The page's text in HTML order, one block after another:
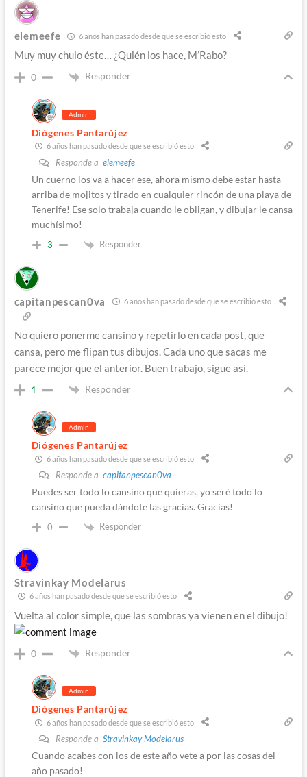
elemeefe 6 años han pasado desde que se escribió esto
Muy muy chulo éste… ¿Quién los hace, M’Rabo?
0 Responder
Admin
Diógenes Pantarújez
6 años han pasado desde que se escribió esto
Responde a elemeefe
Un cuerno los va a hacer ese, ahora mismo debe estar hasta
arriba de mojitos y tirado en cualquier rincón de una playa de
Tenerife! Ese solo trabaja cuando le obligan, y dibujar le cansa
muchísimo!
3 Responder
capitanpescan0va 6 años han pasado desde que se escribió esto
No quiero ponerme cansino y repetirlo en cada post, que
cansa, pero me flipan tus dibujos. Cada uno que sacas me
parece mejor que el anterior. Buen trabajo, sigue así.
1 Responder
Admin
Diógenes Pantarújez
6 años han pasado desde que se escribió esto
Responde a capitanpescan0va
Puedes ser todo lo cansino que quieras, yo seré todo lo
cansino que pueda dándote las gracias. Gracias!
0 Responder
Stravinkay Modelarus
6 años han pasado desde que se escribió esto
Vuelta al color simple, que las sombras ya vienen en el dibujo!
0 Responder
Admin
Diógenes Pantarújez
6 años han pasado desde que se escribió esto
Responde a Stravinkay Modelarus
Cuando acabes con los de este año vete a por las cosas del
año pasado!